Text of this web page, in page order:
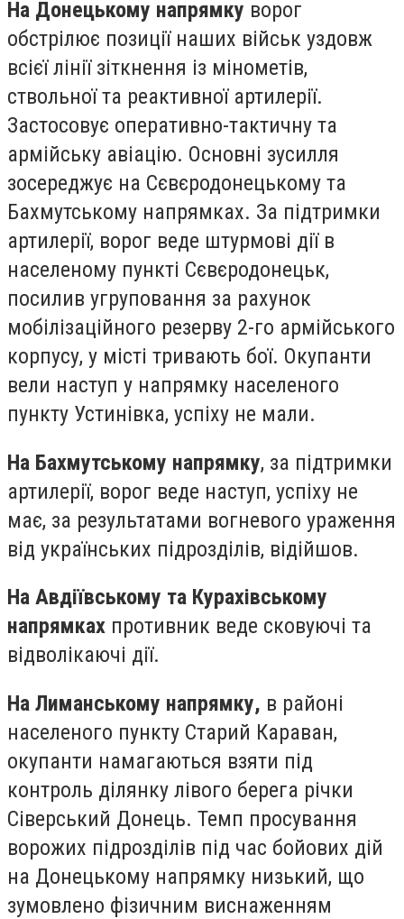
На Донецькому напрямку ворог
обстрілює позиції наших військ уздовж
всієї лінії зіткнення із мінометів,
ствольної та реактивної артилерії.
Застосовує оперативно-тактичну та
армійську авіацію. Основні зусилля
зосереджує на Сєвєродонецькому та
Бахмутському напрямках. За підтримки
артилерії, ворог веде штурмові дії в
населеному пункті Сєвєродонецьк,
посилив угруповання за рахунок
мобілізаційного резерву 2-го армійського
корпусу, у місті тривають бої. Окупанти
вели наступ у напрямку населеного
пункту Устинівка, успіху не мали.
На Бахмутському напрямку, за підтримки
артилерії, ворог веде наступ, успіху не
має, за результатами вогневого ураження
від українських підрозділів, відійшов.
На Авдіївському та Курахівському
напрямках противник веде сковуючі та
відволікаючі дії.
На Лиманському напрямку, в районі
населеного пункту Старий Караван,
окупанти намагаються взяти під
контроль ділянку лівого берега річки
Сіверський Донець. Темп просування
ворожих підрозділів під час бойових дій
на Донецькому напрямку низький, що
зумовлено фізичним виснаженням